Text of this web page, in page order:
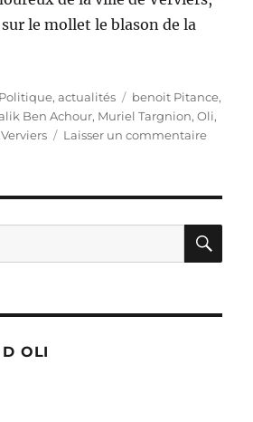
le mollet le blason de la
Catégories
Politique, actualités Étiquettes
benoit Pitance,
Ben Achour, Muriel Targnion,Oli,
Verviers Laisser un commentairesur
D OLI